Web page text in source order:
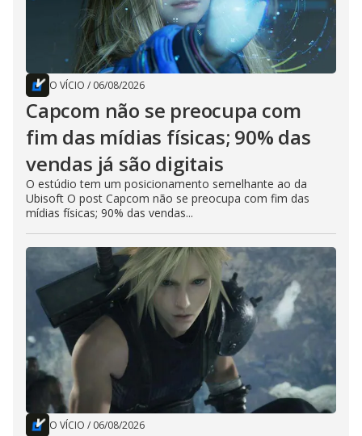
O VÍCIO / 06/08/2026
Capcom não se preocupa com
fim das mídias físicas; 90% das
vendas já são digitais
O estúdio tem um posicionamento semelhante ao da
Ubisoft O post Capcom não se preocupa com fim das
mídias físicas; 90% das vendas...
O VÍCIO / 06/08/2026